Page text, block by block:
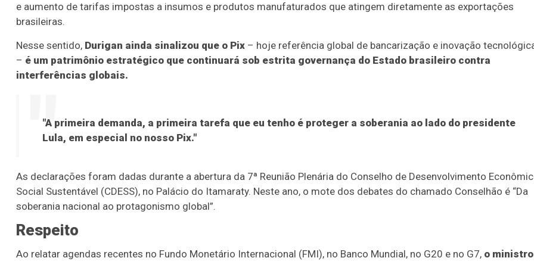
e aumento de tarifas impostas a insumos e produtos manufaturados que atingem diretamente as exportações
brasileiras.
Nesse sentido, Durigan ainda sinalizou que o Pix – hoje referência global de bancarização e inovação
– é um patrimônio estratégico que continuará sob estrita governança do Estado brasileiro contra
interferências globais.
"A primeira demanda, a primeira tarefa que eu tenho é proteger a soberania ao lado do presidente
Lula, em especial no nosso Pix."
As declarações foram dadas durante a abertura da 7ª Reunião Plenária do Conselho de Desenvolvimento
Social Sustentável (CDESS), no Palácio do Itamaraty. Neste ano, o mote dos debates do chamado Conselhão é “Da
soberania nacional ao protagonismo global”.
Respeito
Ao relatar agendas recentes no Fundo Monetário Internacional (FMI), no Banco Mundial, no G20 e no G7, o ministro